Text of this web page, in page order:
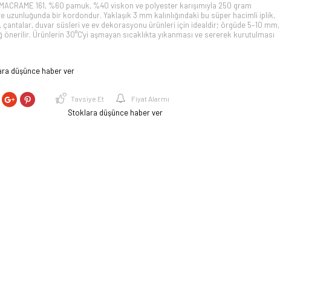
MACRAME 161, %60 pamuk, %40 viskon ve polyester karışımıyla 250 gram
uzunluğunda bir kordondur. Yaklaşık 3 mm kalınlığındaki bu süper hacimli iplik,
duvar süsleri ve ev dekorasyonu ürünleri için idealdir; örgüde 5–10 mm,
önerilir. Ürünlerin 30°C'yi aşmayan sıcaklıkta yıkanması ve sererek kurutulması
düşünce haber ver
Tavsiye Et Fiyat Alarmı
Stoklara düşünce haber ver